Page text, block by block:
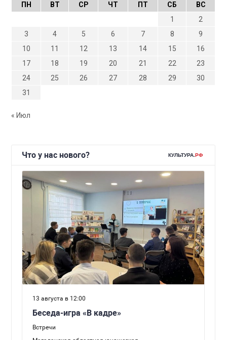
ПН
ВТ СР ЧТ ПТ СБ
ВС
1
2
3
4 5 6 7 8
9
10
11 12 13 14 15
16
17
18 19 20 21 22
23
24
25 26 27 28 29
30
31
« Июл